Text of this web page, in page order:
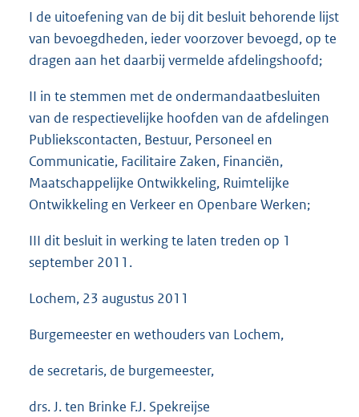
I de uitoefening van de bij dit besluit behorende lijst
van bevoegdheden, ieder voorzover bevoegd, op te
dragen aan het daarbij vermelde afdelingshoofd;
II in te stemmen met de ondermandaatbesluiten
van de respectievelijke hoofden van de afdelingen
Publiekscontacten, Bestuur, Personeel en
Communicatie, Facilitaire Zaken, Financiën,
Maatschappelijke Ontwikkeling, Ruimtelijke
Ontwikkeling en Verkeer en Openbare Werken;
III dit besluit in werking te laten treden op 1
september 2011.
Lochem, 23 augustus 2011
Burgemeester en wethouders van Lochem,
de secretaris, de burgemeester,
drs. J. ten Brinke F.J. Spekreijse